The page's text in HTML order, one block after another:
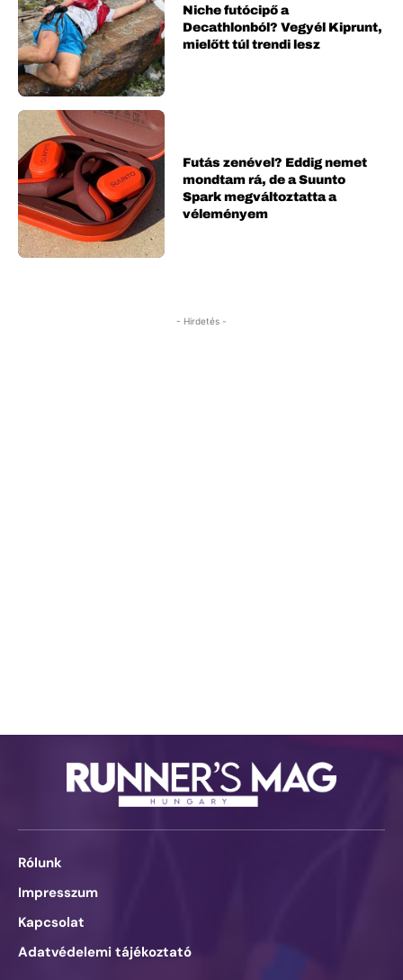
Niche futócipő a
Decathlonból? Vegyél Kiprunt,
mielőtt túl trendi lesz
Futás zenével? Eddig nemet
mondtam rá, de a Suunto
Spark megváltoztatta a
véleményem
- Hirdetés -
Rólunk
Impresszum
Kapcsolat
Adatvédelemi tájékoztató